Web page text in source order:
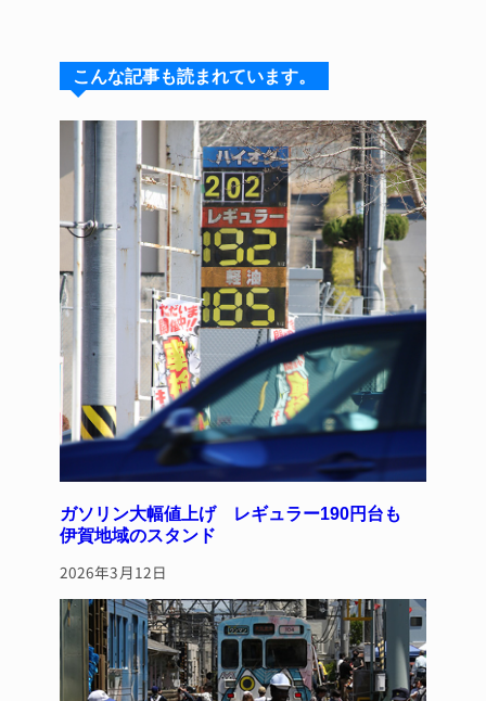
s
k
y
a
d
s
e
b
o
o
k
re
st
こんな記事も読まれています。
ガソリン大幅値上げ レギュラー190円台も
伊賀地域のスタンド
2026年3月12日